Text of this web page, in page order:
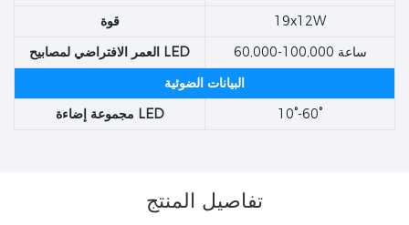
قوة
19x12W
العمر الافتراضي لمصابيح LED
60,000-100,000 ساعة
البيانات الضوئية
مجموعة إضاءة LED
10°-60°
تفاصيل المنتج